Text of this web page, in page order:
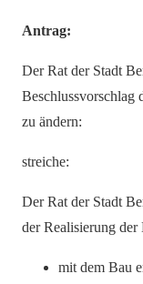
Antrag:
Der Rat der Stadt
Beschlussvorschlag
zu ändern:
streiche:
Der Rat der Stadt
der Realisierung der
mit dem Bau